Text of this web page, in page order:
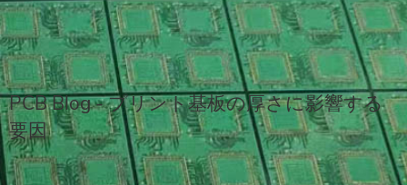
PCB Blog - プリント基板の厚さに影響する
要因